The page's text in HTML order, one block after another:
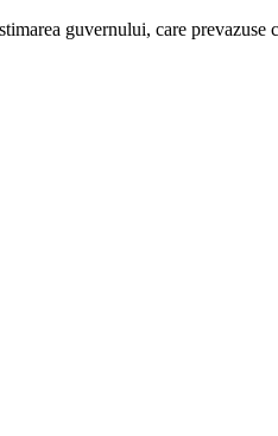
guvernului, care